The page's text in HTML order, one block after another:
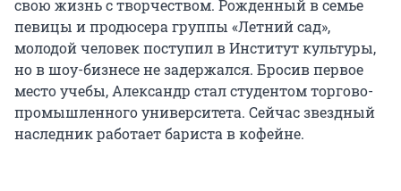
свою жизнь с творчеством. Рожденный в семье
певицы и продюсера группы «Летний сад»,
молодой человек поступил в Институт культуры,
но в шоу-бизнесе не задержался. Бросив первое
место учебы, Александр стал студентом торгово-
промышленного университета. Сейчас звездный
наследник работает бариста в кофейне.